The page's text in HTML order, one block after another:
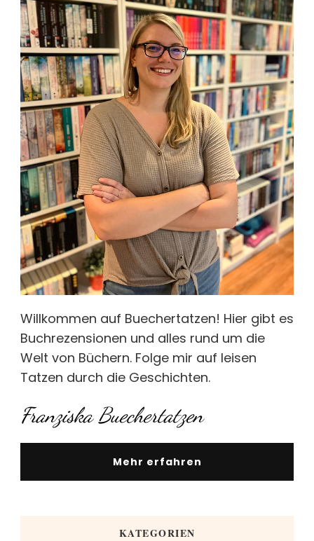
Willkommen auf Buechertatzen! Hier gibt es
Buchrezensionen und alles rund um die
Welt von Büchern. Folge mir auf leisen
Tatzen durch die Geschichten.
Franziska Buechertatzen
Mehr erfahren
KATEGORIEN